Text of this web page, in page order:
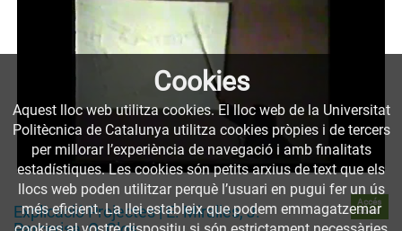
Explicació Projectes | E. Miralles, J.
Accés
obert
Cookies
Aquest lloc web utilitza cookies. El lloc web de la Universitat
Politècnica de Catalunya utilitza cookies pròpies i de tercers
per millorar l’experiència de navegació i amb finalitats
estadístiques. Les cookies són petits arxius de text que els
llocs web poden utilitzar perquè l’usuari en pugui fer un ús
més eficient. La llei estableix que podem emmagatzemar